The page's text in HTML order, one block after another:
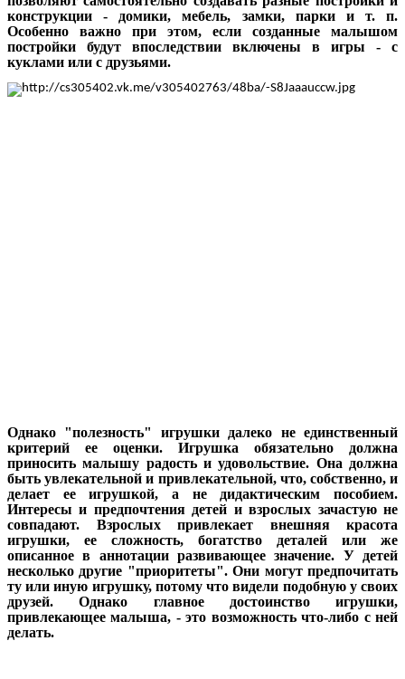
конструкции - домики, мебель, замки, парки и т. п.
Особенно важно при этом, если созданные малышом
постройки будут впоследствии включены в игры - с
куклами или с друзьями.
Однако "полезность" игрушки далеко не единственный
критерий ее оценки. Игрушка обязательно должна
приносить малышу радость и удовольствие. Она должна
быть увлекательной и привлекательной, что, собственно, и
делает ее игрушкой, а не дидактическим пособием.
Интересы и предпочтения детей и взрослых зачастую не
совпадают. Взрослых привлекает внешняя красота
игрушки, ее сложность, богатство деталей или же
описанное в аннотации развивающее значение. У детей
несколько другие "приоритеты". Они могут предпочитать
ту или иную игрушку, потому что видели подобную у своих
друзей. Однако главное достоинство игрушки,
привлекающее малыша, - это возможность что-либо с ней
делать.